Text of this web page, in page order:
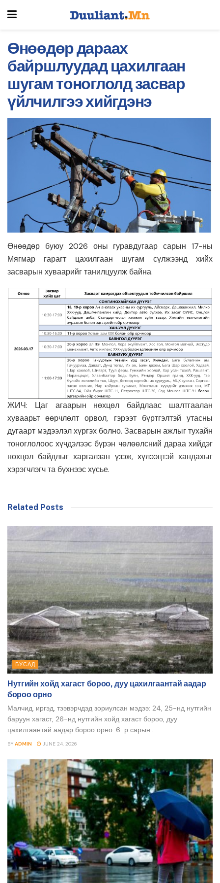
Өнөөдөр дараах
байршлуудад цахилгаан
шугам тоноглолд засвар
үйлчилгээ хийгдэнэ
Өнөөдөр буюу 2026 оны гуравдугаар сарын 17-ны
Мягмар гарагт цахилгаан шугам сүлжээнд хийх
засварын хуваарийг танилцуулж байна.
ЖИЧ: Цаг агаарын нөхцөл байдлаас шалтгаалан
хуваарьт өөрчлөлт орвол, гэрээт бүртгэлтэй утасны
дугаарт мэдээлэл хүргэх болно. Засварын ажлыг тухайн
тоноглолоос хүчдэлээс бүрэн чөлөөлсний дараа хийдэг
нөхцөл байдлыг харгалзан үзэж, хүлээцтэй хандахыг
хэрэгчлэгч та бүхнээс хүсье.
Related Posts
БУСАД
Нутгийн хойд хагаст бороо, дуу цахилгаантай аадар
бороо орно
Малчид, иргэд, тээвэрчдэд зориулсан мэдээ: 24, 25-нд нутгийн
баруун хагаст, 26-нд нутгийн хойд хагаст бороо, дуу
цахилгаантай аадар бороо орно. 6-р сарын...
BY ADMIN JUNE 24, 2026